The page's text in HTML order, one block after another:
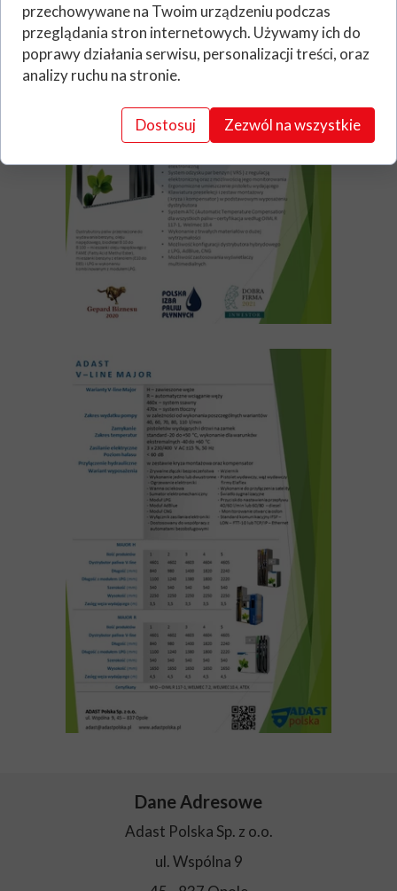
Dane Adresowe
Adast Polska Sp. z o.o.
ul. Wspólna 9
przechowywane na Twoim urządzeniu podczas
przeglądania stron internetowych. Używamy ich do
poprawy działania serwisu, personalizacji treści, oraz
analizy ruchu na stronie.
Dostosuj Zezwól na wszystkie